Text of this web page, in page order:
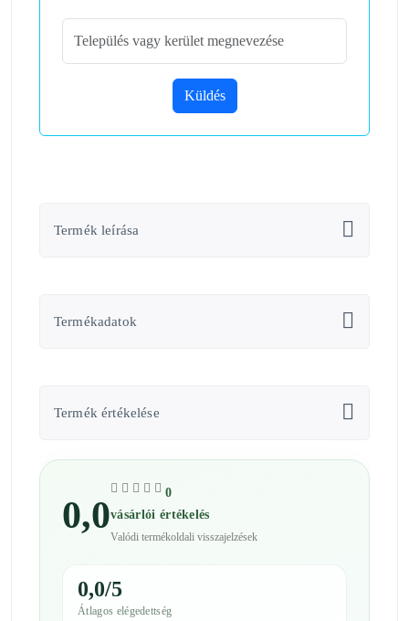
Küldés
Termék leírása
Termékadatok
Termék értékelése
0,0
0
vásárlói értékelés
Valódi termékoldali visszajelzések
0,0/5
Átlagos elégedettség